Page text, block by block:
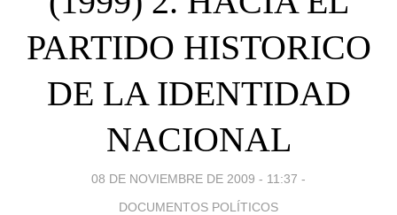
PARTIDO HISTORICO
DE LA IDENTIDAD
NACIONAL
08 DE NOVIEMBRE DE 2009 - 11:37 -
DOCUMENTOS POLÍTICOS